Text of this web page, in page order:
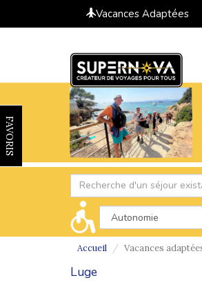
Vacances Adaptées
FAVORIS
Accueil Vacances
Luge